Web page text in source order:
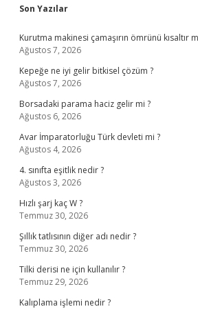
Sidebar
Son Yazılar
Kurutma makinesi çamaşırın ömrünü kısaltır
Ağustos 7, 2026
Kepeğe ne iyi gelir bitkisel çözüm ?
Ağustos 7, 2026
Borsadaki parama haciz gelir mi ?
Ağustos 6, 2026
Avar İmparatorluğu Türk devleti mi ?
Ağustos 4, 2026
4. sınıfta eşitlik nedir ?
Ağustos 3, 2026
Hızlı şarj kaç W ?
Temmuz 30, 2026
Şıllık tatlısının diğer adı nedir ?
Temmuz 30, 2026
Tilki derisi ne için kullanılır ?
Temmuz 29, 2026
Kalıplama işlemi nedir ?